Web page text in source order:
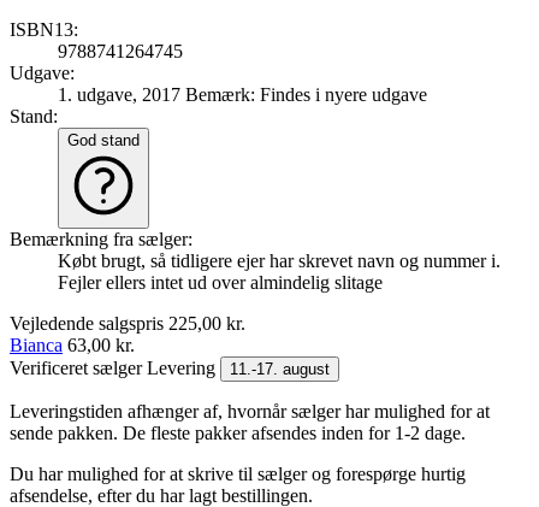
ISBN13:
9788741264745
Udgave:
1. udgave, 2017 Bemærk: Findes i nyere udgave
Stand:
God stand
Bemærkning fra sælger:
Købt brugt, så tidligere ejer har skrevet navn og nummer i.
Fejler ellers intet ud over almindelig slitage
Vejledende salgspris 225,00 kr.
Bianca 63,00 kr.
Verificeret sælgerLevering 11.-17. august
Leveringstiden afhænger af, hvornår sælger har mulighed for at
sende pakken. De fleste pakker afsendes inden for 1-2 dage.
Du har mulighed for at skrive til sælger og forespørge hurtig
afsendelse, efter du har lagt bestillingen.